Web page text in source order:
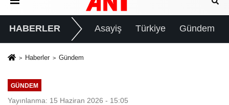
HABERLER Asayiş Türkiye Gündem
Haberler Gündem
GÜNDEM
Yayınlanma: 15 Haziran 2026 - 15:05